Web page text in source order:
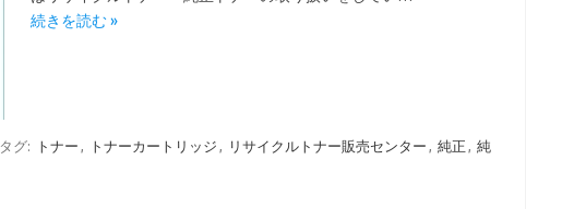
続きを読む »
タグ: トナー , トナーカートリッジ , リサイクルトナー販売センター , 純正 , 純